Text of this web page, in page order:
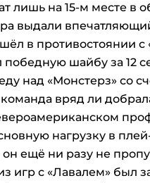
лишь на 15-м месте в
выдали
в противостоянии с
победную шайбу за 12
над «Монстерз» со
вряд ли
нагрузку в
он ещё ни разу не
игр с «Лавалем» был